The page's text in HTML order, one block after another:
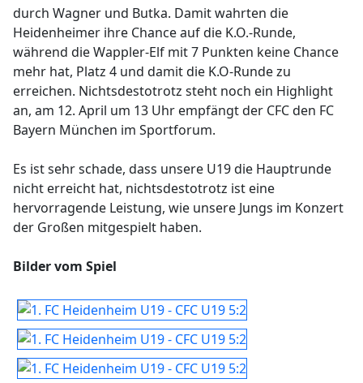
durch Wagner und Butka. Damit wahrten die
Heidenheimer ihre Chance auf die K.O.-Runde,
während die Wappler-Elf mit 7 Punkten keine Chance
mehr hat, Platz 4 und damit die K.O-Runde zu
erreichen. Nichtsdestotrotz steht noch ein Highlight
an, am 12. April um 13 Uhr empfängt der CFC den FC
Bayern München im Sportforum.
Es ist sehr schade, dass unsere U19 die Hauptrunde
nicht erreicht hat, nichtsdestotrotz ist eine
hervorragende Leistung, wie unsere Jungs im Konzert
der Großen mitgespielt haben.
Bilder vom Spiel